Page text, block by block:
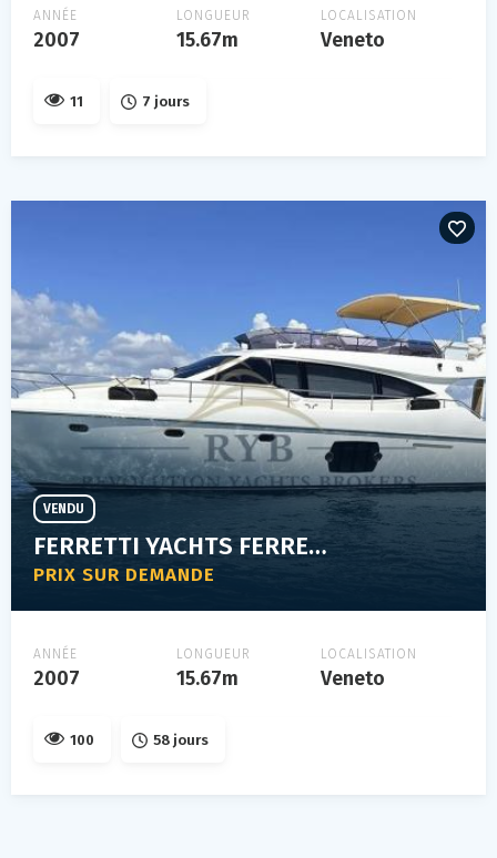
ANNÉE
2007
LONGUEUR
15.67m
LOCALISATION
Veneto
11 7 jours
FERRETTI YACHTS FERRETTI 510
PRIX SUR DEMANDE
VENDU
ANNÉE
2007
LONGUEUR
15.67m
LOCALISATION
Veneto
100 58 jours